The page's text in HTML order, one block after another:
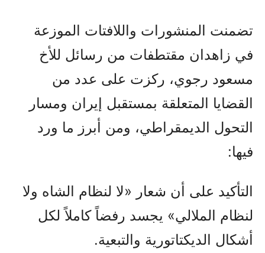
تضمنت المنشورات واللافتات الموزعة
في زاهدان مقتطفات من رسائل للأخ
مسعود رجوي، ركزت على عدد من
القضايا المتعلقة بمستقبل إيران ومسار
التحول الديمقراطي، ومن أبرز ما ورد
فيها:
التأكيد على أن شعار «لا لنظام الشاه ولا
لنظام الملالي» يجسد رفضاً كاملاً لكل
أشكال الديكتاتورية والتبعية.